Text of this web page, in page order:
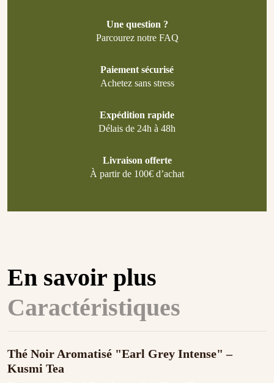
Une question ?
Parcourez notre FAQ
Paiement sécurisé
Achetez sans stress
Expédition rapide
Délais de 24h à 48h
Livraison offerte
À partir de 100€ d’achat
En savoir plus
Caractéristiques
Thé Noir Aromatisé "Earl Grey Intense" –
Kusmi Tea